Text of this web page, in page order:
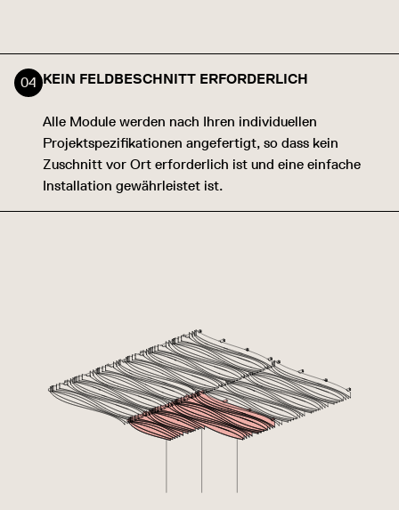
KEIN FELDBESCHNITT ERFORDERLICH
Alle Module werden nach Ihren individuellen
Projektspezifikationen angefertigt, so dass kein
Zuschnitt vor Ort erforderlich ist und eine einfache
Installation gewährleistet ist.